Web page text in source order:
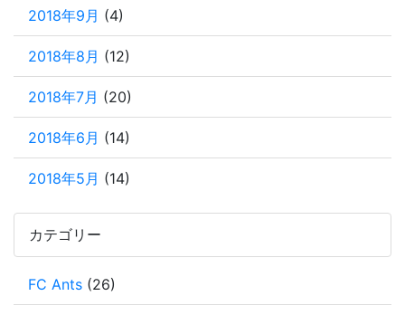
2018年9月 (4)
2018年8月 (12)
2018年7月 (20)
2018年6月 (14)
2018年5月 (14)
カテゴリー
FC Ants (26)